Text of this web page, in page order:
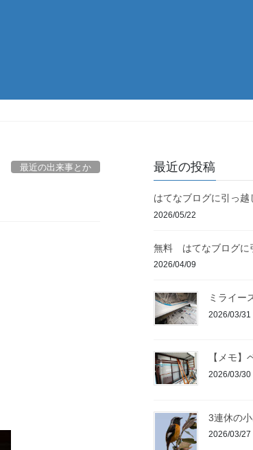
最近の出来事とか 最近の投稿
はてなブログに引っ越
2026/05/22
無料 はてなブログに
2026/04/09
ミライー
2026/03/31
【メモ
2026/03/30
3連休の
2026/03/27